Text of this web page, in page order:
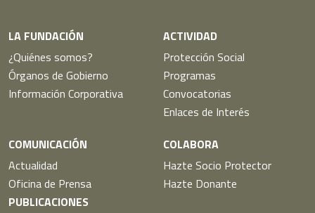
LA FUNDACIÓN
¿Quiénes somos?
Órganos de Gobierno
Información Corporativa
ACTIVIDAD
Protección Social
Programas
Convocatorias
Enlaces de Interés
COMUNICACIÓN
Actualidad
Oficina de Prensa
PUBLICACIONES
COLABORA
Hazte Socio Protector
Hazte Donante